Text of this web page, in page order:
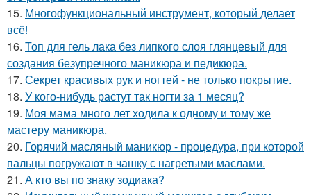
15. Многофункциональный инструмент, который делает
всё!
16. Топ для гель лака без липкого слоя глянцевый для
создания безупречного маникюра и педикюра.
17. Секрет красивых рук и ногтей - не только покрытие.
18. У кого-нибудь растут так ногти за 1 месяц?
19. Моя мама много лет ходила к одному и тому же
мастеру маникюра.
20. Горячий масляный маникюр - процедура, при которой
пальцы погружают в чашку с нагретыми маслами.
21. А кто вы по знаку зодиака?